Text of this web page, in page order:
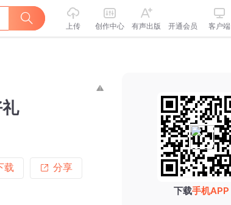
上传 创作中心 有声出版 开通会员 客户端
载 分享
下载手机APP